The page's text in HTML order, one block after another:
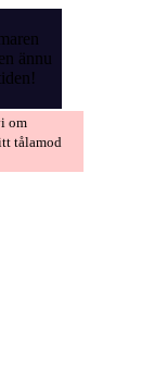
ännu
om
tålamod